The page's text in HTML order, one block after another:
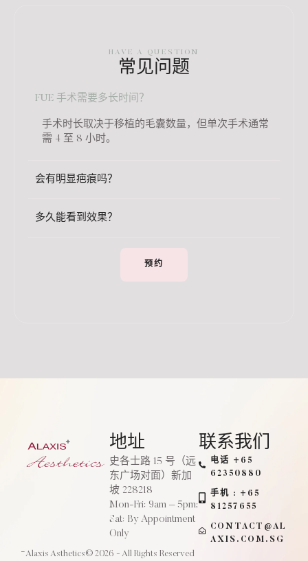
HAVE A QUESTION
常见问题
FUE 手术需要多长时间？‌
手术时长取决于移植的毛囊数量，但单次手术通常
需 4 至 8 小时‌。
会有明显疤痕吗？‌
多久能看到效果？
预约
地址
史各士路 15 号（远
东广场对面）新加
坡 228218
Mon-Fri: 9am – 5pm;
Sat: By Appointment
Only
联系我们
电话 +65
62350880
手机 : +65
81257655
CONTACT@AL
AXIS.COM.SG
-Alaxis Asthetics© 2026 - All Rights Reserved